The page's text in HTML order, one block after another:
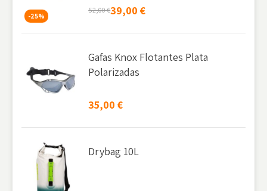
-25%
52,00€39,00€
Gafas Knox Flotantes Plata
Polarizadas
35,00€
Drybag 10L